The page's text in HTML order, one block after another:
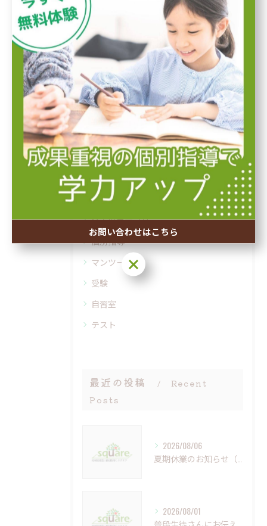
< 前のページ 次のページ >
関連タグ
#冬期講習 #豊中市 #無料体験
カテゴリー Categories
全てのカテゴリー
個別指導
マンツーマン
受験
自習室
テスト
最近の投稿
Recent
Posts
2026/08/06
2026/08/01
お問い合わせはこちら
お問い合わせはこちら